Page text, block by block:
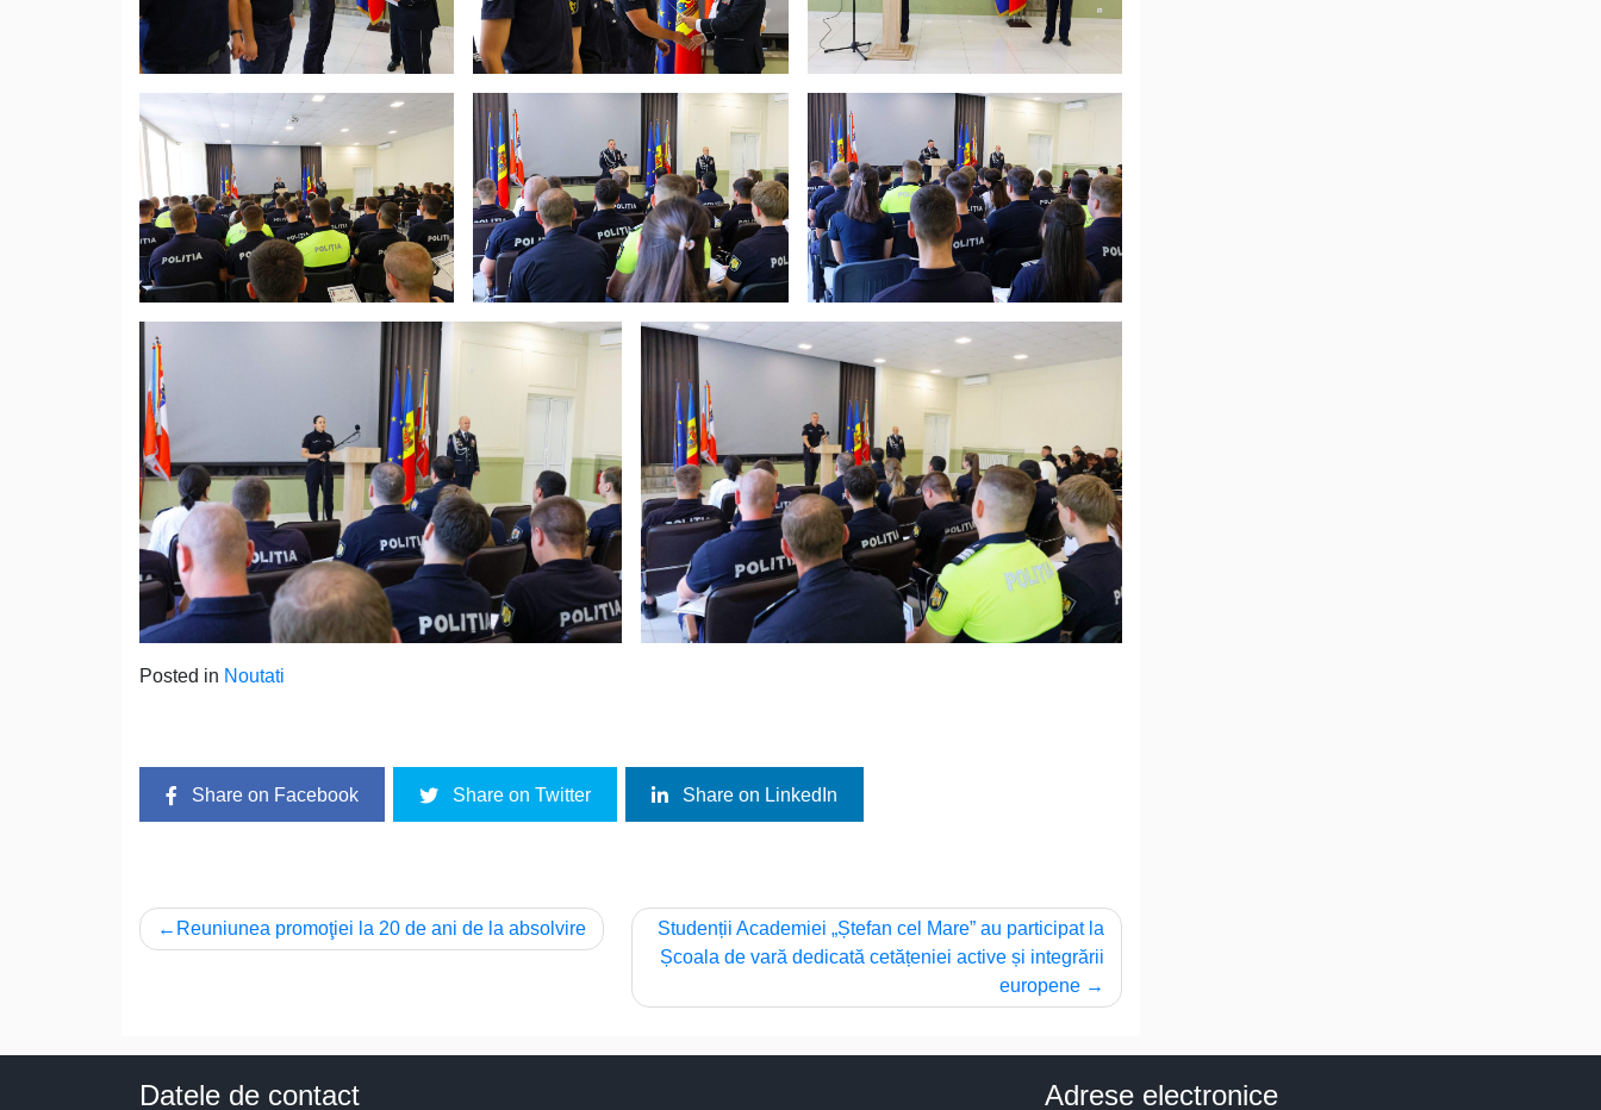
Posted in Noutati
Share on Facebook Share on Twitter Share on LinkedIn
Navigare
Reuniunea promoţiei la 20 de ani de la absolvire
Studenții Academiei „Ștefan cel Mare” au participat la
Școala de vară dedicată cetățeniei active și integrării
europene
Datele de contact Adrese electronice